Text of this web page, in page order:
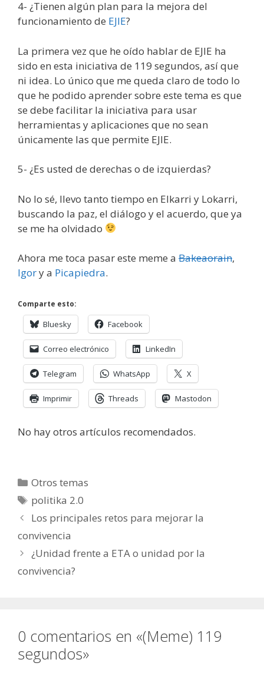
4- ¿Tienen algún plan para la mejora del
funcionamiento de EJIE?
La primera vez que he oído hablar de EJIE ha
sido en esta iniciativa de 119 segundos, así que
ni idea. Lo único que me queda claro de todo lo
que he podido aprender sobre este tema es que
se debe facilitar la iniciativa para usar
herramientas y aplicaciones que no sean
únicamente las que permite EJIE.
5- ¿Es usted de derechas o de izquierdas?
No lo sé, llevo tanto tiempo en Elkarri y Lokarri,
buscando la paz, el diálogo y el acuerdo, que ya
se me ha olvidado
Ahora me toca pasar este meme a Bakeaorain,
Igory a Picapiedra.
Comparte esto:
Bluesky Facebook
Correo electrónico LinkedIn
Telegram WhatsApp X
Imprimir Threads Mastodon
No hay otros artículos recomendados.
Categorías
Otros temas
Etiquetas
politika 2.0
Los principales retos para mejorar la
convivencia
¿Unidad frente a ETA o unidad por la
convivencia?
0 comentarios en «(Meme) 119
segundos»